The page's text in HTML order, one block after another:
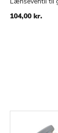
104,00 kr.